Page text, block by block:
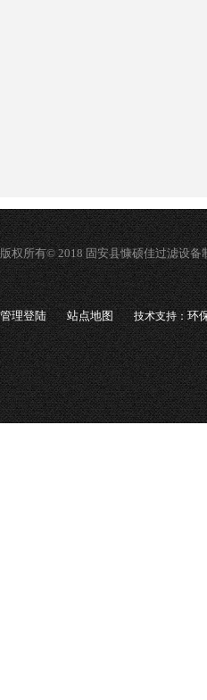
版权所有© 2018 固安县慷硕佳过滤设备
管理登陆 站点地图 技术支持：环